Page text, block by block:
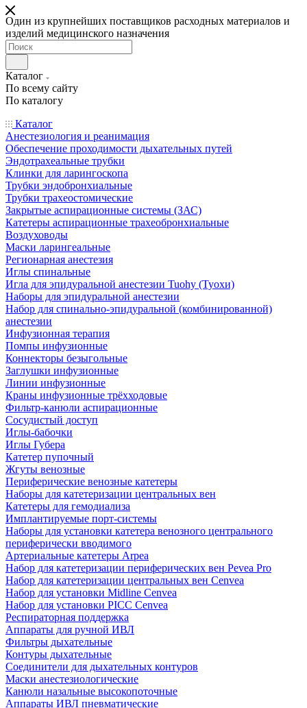
Один из крупнейших поставщиков расходных материалов и
изделий медицинского назначения
Каталог
По всему сайту
По каталогу
Каталог
Анестезиология и реанимация
Обеспечение проходимости дыхательных путей
Эндотрахеальные трубки
Клинки для ларингоскопа
Трубки эндобронхиальные
Трубки трахеостомические
Закрытые аспирационные системы (ЗАС)
Катетеры аспирационные трахеобронхиальные
Воздуховоды
Маски ларингеальные
Регионарная анестезия
Иглы спинальные
Игла для эпидуральной анестезии Tuohy (Туохи)
Наборы для эпидуральной анестезии
Набор для спинально-эпидуральной (комбинированной)
анестезии
Инфузионная терапия
Помпы инфузионные
Коннекторы безыгольные
Заглушки инфузионные
Линии инфузионные
Краны инфузионные трёхходовые
Фильтр-канюли аспирационные
Сосудистый доступ
Иглы-бабочки
Иглы Губера
Катетер пупочный
Жгуты венозные
Периферические венозные катетеры
Наборы для катетеризации центральных вен
Катетеры для гемодиализа
Имплантируемые порт‑системы
Наборы для установки катетера венозного центрального
периферически вводимого
Артериальные катетеры Arpea
Набор для катетеризации периферических вен Pevea Pro
Набор для катетеризации центральных вен Cenvea
Набор для установки Midline Cenvea
Набор для установки PICC Cenvea
Респираторная поддержка
Аппараты для ручной ИВЛ
Фильтры дыхательные
Контуры дыхательные
Соединители для дыхательных контуров
Маски анестезиологические
Канюли назальные высокопоточные
Аппараты ИВЛ пневматические